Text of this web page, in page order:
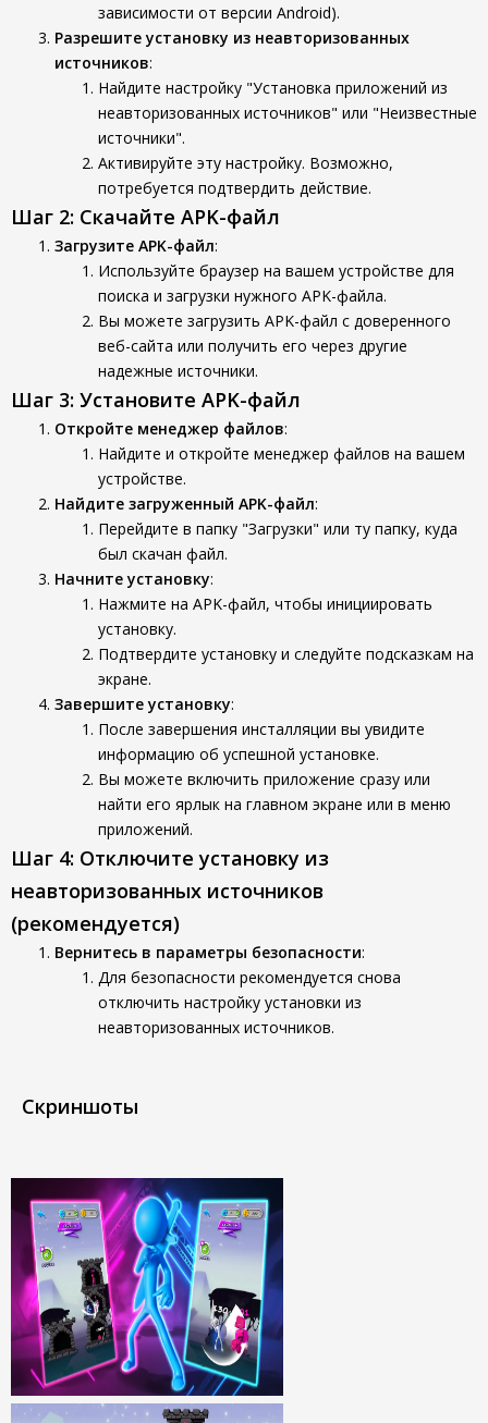
зависимости от версии Android).
Разрешите установку из неавторизованных
источников:
Найдите настройку "Установка приложений из
неавторизованных источников" или "Неизвестные
источники".
Активируйте эту настройку. Возможно,
потребуется подтвердить действие.
Шаг 2: Скачайте APK-файл
Загрузите APK-файл:
Используйте браузер на вашем устройстве для
поиска и загрузки нужного APK-файла.
Вы можете загрузить APK-файл с доверенного
веб-сайта или получить его через другие
надежные источники.
Шаг 3: Установите APK-файл
Откройте менеджер файлов:
Найдите и откройте менеджер файлов на вашем
устройстве.
Найдите загруженный APK-файл:
Перейдите в папку "Загрузки" или ту папку, куда
был скачан файл.
Начните установку:
Нажмите на APK-файл, чтобы инициировать
установку.
Подтвердите установку и следуйте подсказкам на
экране.
Завершите установку:
После завершения инсталляции вы увидите
информацию об успешной установке.
Вы можете включить приложение сразу или
найти его ярлык на главном экране или в меню
приложений.
Шаг 4: Отключите установку из
неавторизованных источников
(рекомендуется)
Вернитесь в параметры безопасности:
Для безопасности рекомендуется снова
отключить настройку установки из
неавторизованных источников.
Скриншоты